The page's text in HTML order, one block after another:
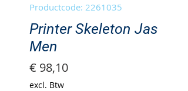
Productcode: 2261035
Printer Skeleton Jas
Men
€ 98,10Prijs
excl. Btw